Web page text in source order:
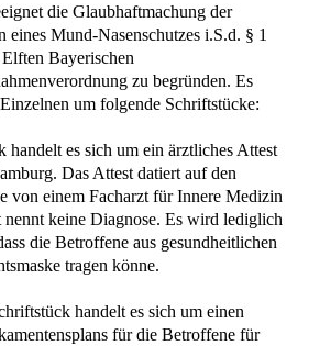
die Glaubhaftmachung der
eines Mund-Nasenschutzes i.S.d. § 1
Bayerischen
zu begründen. Es
um folgende Schriftstücke:
handelt es sich um ein ärztliches Attest
Das Attest datiert auf den
von einem Facharzt für Innere Medizin
nennt keine Diagnose. Es wird lediglich
die Betroffene aus gesundheitlichen
tragen könne.
handelt es sich um einen
für die Betroffene für